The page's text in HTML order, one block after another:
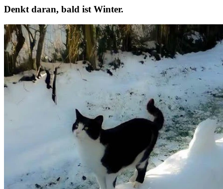
Denkt daran, bald ist Winter.